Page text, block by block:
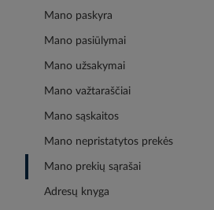
Mano paskyra
Mano pasiūlymai
Mano užsakymai
Mano važtaraščiai
Mano sąskaitos
Mano nepristatytos prekės
Mano prekių sąrašai
Adresų knyga